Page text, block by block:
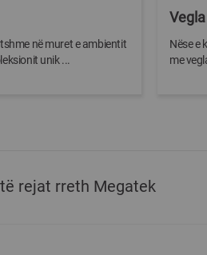
në muret e ambientit
unik ...
Nëse e
me
rejat rreth Megatek